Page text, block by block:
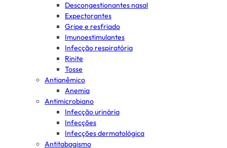
Descongestionantes nasal
Expectorantes
Gripe e resfriado
Imunoestimulantes
Infecção respiratória
Rinite
Tosse
Antianêmico
Anemia
Antimicrobiano
Infecção urinária
Infecções
Infecções dermatológica
Antitabagismo